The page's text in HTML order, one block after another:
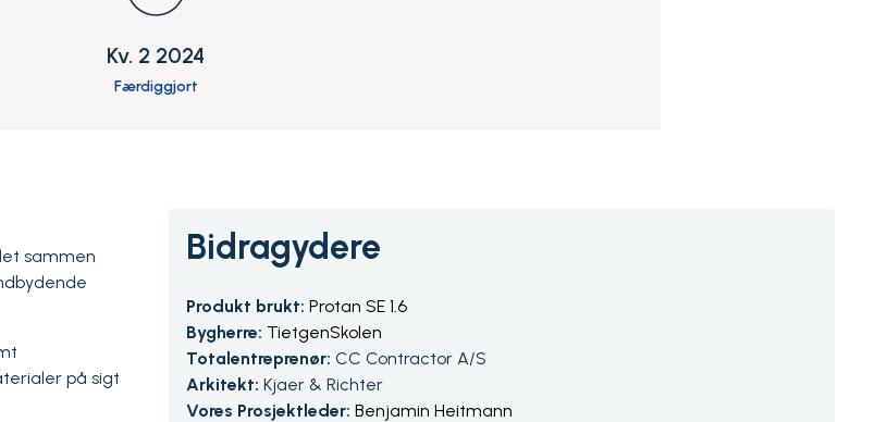
Kv. 2 2024
Færdiggjort
sammen
på sigt
Bidragydere
Produkt brukt: Protan SE 1.6
Bygherre: TietgenSkolen
Totalentreprenør: CC Contractor A/S
Arkitekt: Kjaer & Richter
Vores Prosjektleder: Benjamin Heitmann